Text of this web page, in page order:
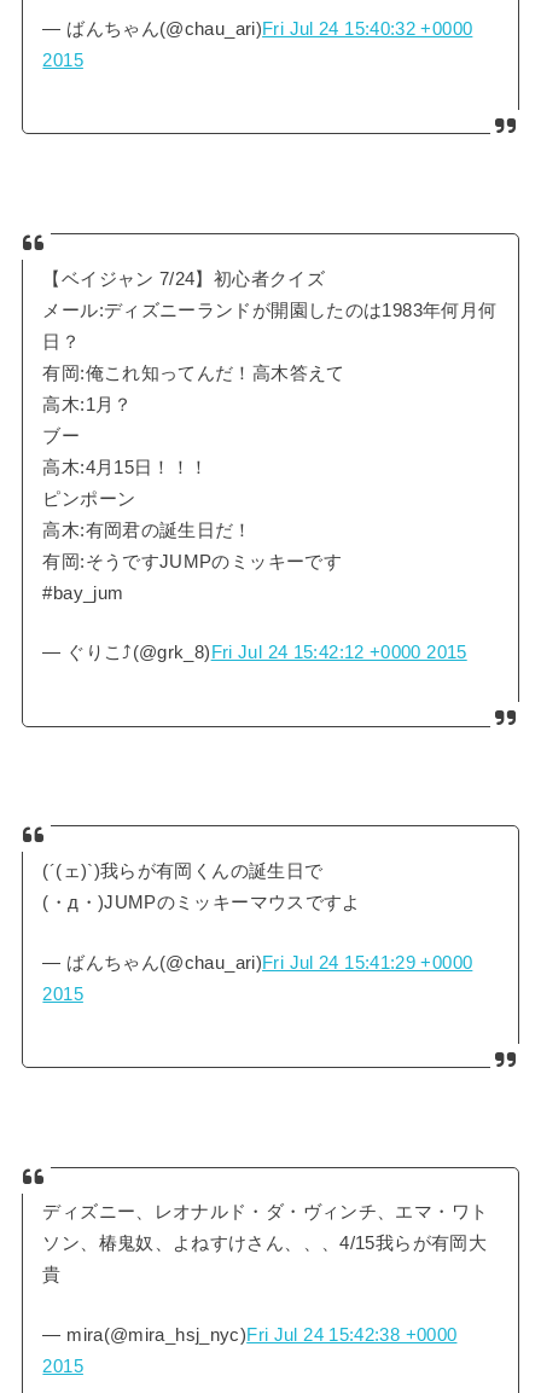
— ばんちゃん(@chau_ari)Fri Jul 24 15:40:32 +0000
2015
【ベイジャン 7/24】初心者クイズ
メール:ディズニーランドが開園したのは1983年何月何
日？
有岡:俺これ知ってんだ！高木答えて
高木:1月？
ブー
高木:4月15日！！！
ピンポーン
高木:有岡君の誕生日だ！
有岡:そうですJUMPのミッキーです
#bay_jum
— ぐりこ⤴︎(@grk_8) Fri Jul 24 15:42:12 +0000 2015
(´(ェ)`)我らが有岡くんの誕生日で
(・д・)JUMPのミッキーマウスですよ
— ばんちゃん(@chau_ari)Fri Jul 24 15:41:29 +0000
2015
ディズニー、レオナルド・ダ・ヴィンチ、エマ・ワト
ソン、椿鬼奴、よねすけさん、、、4/15我らが有岡大
貴
— mira(@mira_hsj_nyc)Fri Jul 24 15:42:38 +0000
2015